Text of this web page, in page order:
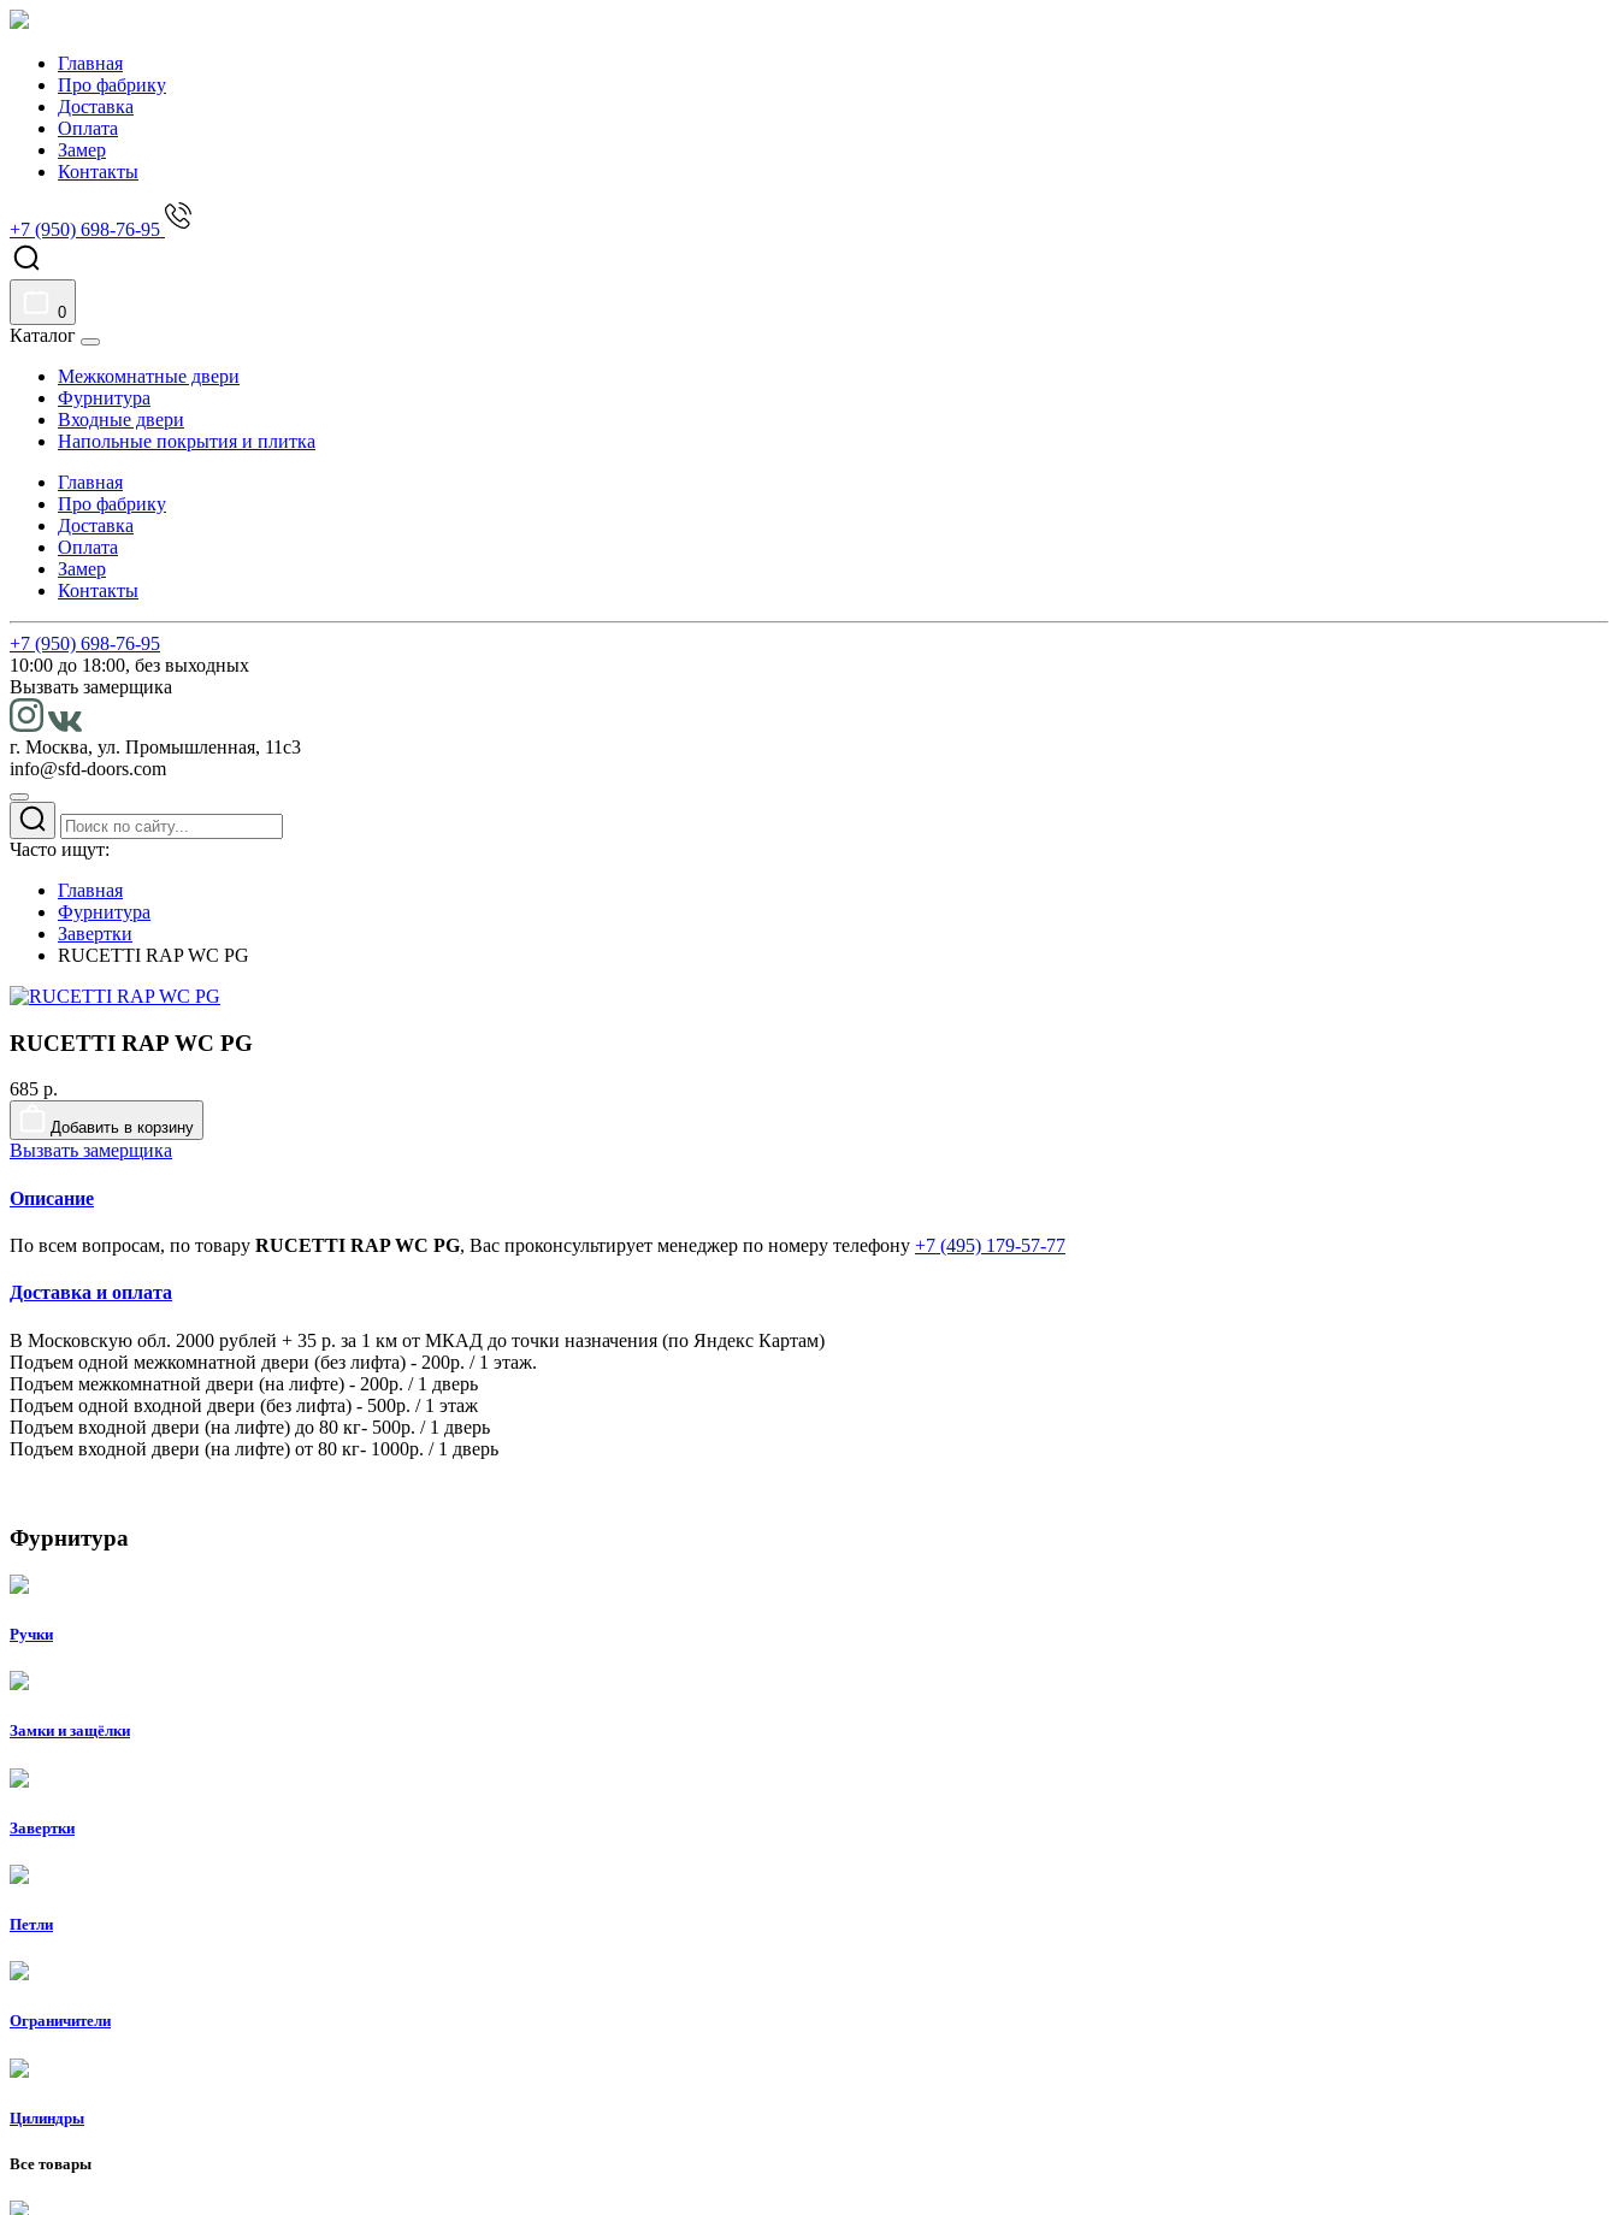
Главная
Про фабрику
Доставка
Оплата
Замер
Контакты
+7 (950) 698-76-95
0
Каталог
Межкомнатные двери
Фурнитура
Входные двери
Напольные покрытия и плитка
Главная
Про фабрику
Доставка
Оплата
Замер
Контакты
+7 (950) 698-76-95
10:00 до 18:00, без выходных
Вызвать замерщика
г. Москва, ул. Промышленная, 11с3
info@sfd-doors.com
Часто ищут:
Главная
Фурнитура
Завертки
RUCETTI RAP WC PG
RUCETTI RAP WC PG
685 р.
Добавить в корзину
Вызвать замерщика
Описание
По всем вопросам, по товару RUCETTI RAP WC PG, Вас проконсультирует менеджер по номеру телефону +7 (495) 179-57-77
Доставка и оплата
В Московскую обл. 2000 рублей + 35 р. за 1 км от МКАД до точки назначения (по Яндекс Картам)
Подъем одной межкомнатной двери (без лифта) - 200р. / 1 этаж.
Подъем межкомнатной двери (на лифте) - 200р. / 1 дверь
Подъем одной входной двери (без лифта) - 500р. / 1 этаж
Подъем входной двери (на лифте) до 80 кг- 500р. / 1 дверь
Подъем входной двери (на лифте) от 80 кг- 1000р. / 1 дверь
Фурнитура
Ручки
Замки и защёлки
Завертки
Петли
Ограничители
Цилиндры
Все товары